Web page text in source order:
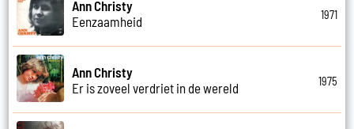
Ann Christy
Eenzaamheid
1971
Ann Christy
Er is zoveel verdriet in de wereld
1975